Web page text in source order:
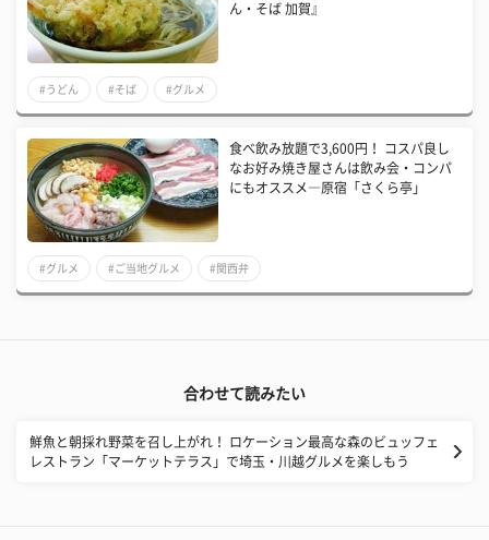
ん・そば 加賀』
#うどん #そば #グルメ
食べ飲み放題で3,600円！ コスパ良し
なお好み焼き屋さんは飲み会・コンパ
にもオススメ―原宿「さくら亭」
#グルメ #ご当地グルメ #関西弁
合わせて読みたい
鮮魚と朝採れ野菜を召し上がれ！ ロケーション最高な森のビュッフェ
レストラン「マーケットテラス」で埼玉・川越グルメを楽しもう